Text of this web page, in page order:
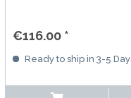
€116.00 *
Ready to ship in 3-5